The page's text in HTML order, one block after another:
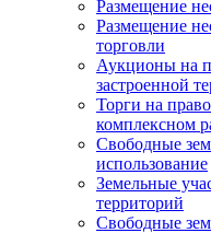
Размещение
Размещение
торговли
Аукционы на
застроенной
Торги на
комплексном
Свободные
использование
Земельные
территорий
Свободные